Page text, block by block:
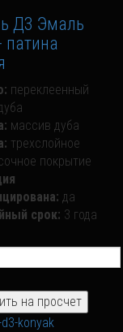
Д3 Эмаль
патина
переклеенный
массив дуба
трехслойное
покрытие
да
срок: 3 года